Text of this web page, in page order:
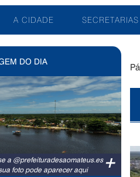
A CIDADE SECRETARIAS
DO DIA
+
a @prefeituradesaomateus.es
foto pode aparecer aqui